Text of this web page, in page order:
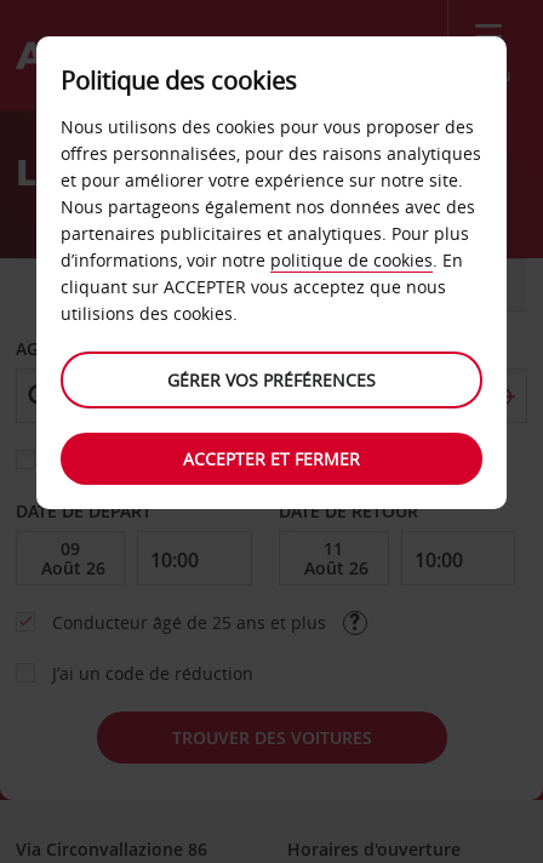
Menu
Welcome
AvisLocation de voiture Ivrea
VOITURE UTILITAIRE
AGENCE DE DÉPART
Sélectionnez une autre agence de retour
DATE DE DÉPART DATE DE RETOUR
Conducteur âgé de 25 ans et plus
J’ai un code de réduction
TROUVER DES VOITURES
Via Circonvallazione 86
Horaires d'ouverture
Politique des cookies
Nous utilisons des cookies pour vous proposer des
offres personnalisées, pour des raisons analytiques
et pour améliorer votre expérience sur notre site.
Nous partageons également nos données avec des
partenaires publicitaires et analytiques. Pour plus
d’informations, voir notre politique de cookies. En
cliquant sur ACCEPTER vous acceptez que nous
utilisions des cookies.
GÉRER VOS PRÉFÉRENCES
ACCEPTER ET FERMER